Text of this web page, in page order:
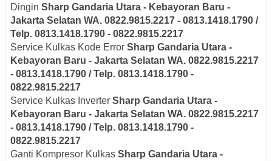
Dingin Sharp Gandaria Utara - Kebayoran Baru -
Jakarta Selatan WA. 0822.9815.2217 - 0813.1418.1790 /
Telp. 0813.1418.1790 - 0822.9815.2217
Service Kulkas Kode Error Sharp Gandaria Utara -
Kebayoran Baru - Jakarta Selatan WA. 0822.9815.2217
- 0813.1418.1790 / Telp. 0813.1418.1790 -
0822.9815.2217
Service Kulkas Inverter Sharp Gandaria Utara -
Kebayoran Baru - Jakarta Selatan WA. 0822.9815.2217
- 0813.1418.1790 / Telp. 0813.1418.1790 -
0822.9815.2217
Ganti Kompresor Kulkas Sharp Gandaria Utara -